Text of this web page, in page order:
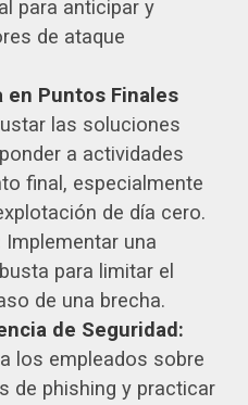
para anticipar y
de ataque
en Puntos Finales
las soluciones
a actividades
final, especialmente
de día cero.
Implementar una
para limitar el
de una brecha.
de Seguridad:
los empleados sobre
de phishing y practicar